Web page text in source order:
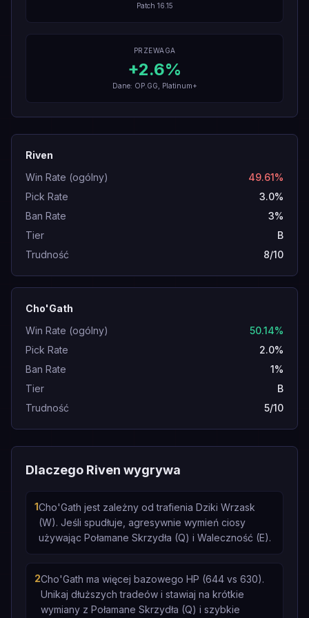
Patch 16.15
PRZEWAGA
+2.6%
Dane: OP.GG, Platinum+
Riven
Win Rate (ogólny)
49.61%
Pick Rate
3.0%
Ban Rate
3%
Tier
B
Trudność
8/10
Cho'Gath
Win Rate (ogólny)
50.14%
Pick Rate
2.0%
Ban Rate
1%
Tier
B
Trudność
5/10
Dlaczego Riven wygrywa
1Cho'Gath jest zależny od trafienia Dziki Wrzask
(W). Jeśli spudłuje, agresywnie wymień ciosy
używając Połamane Skrzydła (Q) i Waleczność (E).
2Cho'Gath ma więcej bazowego HP (644 vs 630).
Unikaj dłuższych tradeów i stawiaj na krótkie
wymiany z Połamane Skrzydła (Q) i szybkie